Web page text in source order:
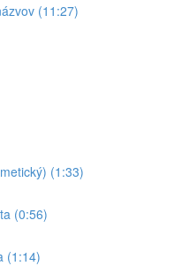
(11:27)
(1:33)
(0:56)
(1:14)